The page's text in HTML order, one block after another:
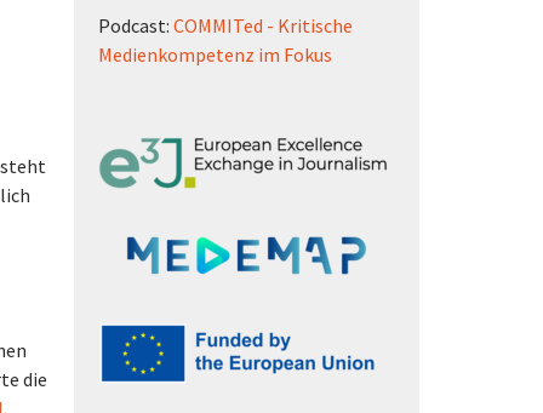
steht
die
Podcast: COMMITed - Kritische
Medienkompetenz im Fokus